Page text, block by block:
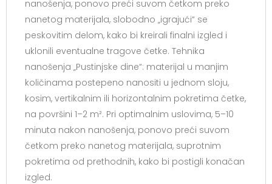
nanošenja, ponovo preći suvom četkom preko
nanetog materijala, slobodno „igrajući“ se
peskovitim delom, kako bi kreirali finalni izgled i
uklonili eventualne tragove četke. Tehnika
nanošenja „Pustinjske dine“: materijal u manjim
količinama postepeno nanositi u jednom sloju,
kosim, vertikalnim ili horizontalnim pokretima četke,
na površini 1–2 m². Pri optimalnim uslovima, 5–10
minuta nakon nanošenja, ponovo preći suvom
četkom preko nanetog materijala, suprotnim
pokretima od prethodnih, kako bi postigli konačan
izgled.